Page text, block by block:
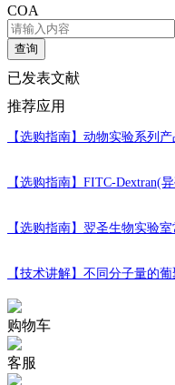
COA
查询
已发表文献
推荐应用
【选购指南】 动物实验系列
【选购指南】 FITC-Dextran(
【选购指南】 翌圣生物实验
【技术讲解】 不同分子量的葡
购物车
客服